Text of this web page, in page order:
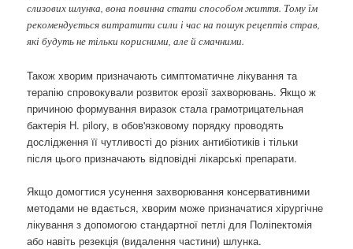
слизових шлунка, вона повинна стати способом життя. Тому їм
рекомендується витратити сили і час на пошук рецептів страв,
які будуть не тільки корисними, але й смачними.
Також хворим призначають симптоматичне лікування та
терапію спровокували розвиток ерозії захворювань. Якщо ж
причиною формування виразок стала грамотрицательная
бактерія H. pilory, в обов'язковому порядку проводять
дослідження її чутливості до різних антибіотиків і тільки
після цього призначають відповідні лікарські препарати.
Якщо домогтися усунення захворювання консервативними
методами не вдається, хворим може призначатися хірургічне
лікування з допомогою стандартної петлі для Поліпектомія
або навіть резекція (видалення частини) шлунка.